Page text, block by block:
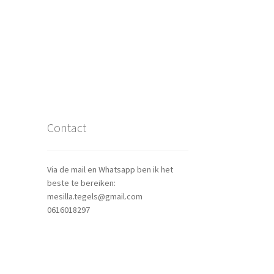
Contact
Via de mail en Whatsapp ben ik het
beste te bereiken:
mesilla.tegels@gmail.com
0616018297